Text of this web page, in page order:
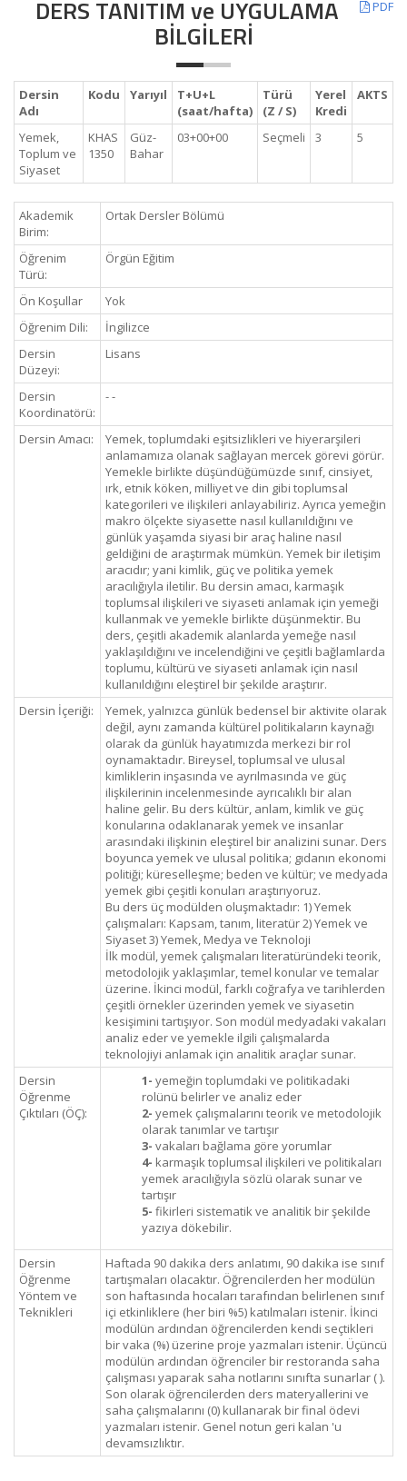
PDF
DERS TANITIM ve UYGULAMA
BİLGİLERİ
Dersin
Adı
Kodu Yarıyıl
T+U+L
(saat/hafta)
Türü
(Z / S)
Yerel
Kredi
AKTS
Yemek,
Toplum ve
Siyaset
KHAS
1350
Güz-
Bahar
03+00+00 Seçmeli 3 5
Akademik
Birim:
Ortak Dersler Bölümü
Öğrenim
Türü:
Örgün Eğitim
Ön Koşullar
Yok
Öğrenim Dili:
İngilizce
Dersin
Düzeyi:
Lisans
Dersin
Koordinatörü:
- -
Dersin Amacı:
Yemek, toplumdaki eşitsizlikleri ve hiyerarşileri
anlamamıza olanak sağlayan mercek görevi görür.
Yemekle birlikte düşündüğümüzde sınıf, cinsiyet,
ırk, etnik köken, milliyet ve din gibi toplumsal
kategorileri ve ilişkileri anlayabiliriz. Ayrıca yemeğin
makro ölçekte siyasette nasıl kullanıldığını ve
günlük yaşamda siyasi bir araç haline nasıl
geldiğini de araştırmak mümkün. Yemek bir iletişim
aracıdır; yani kimlik, güç ve politika yemek
aracılığıyla iletilir. Bu dersin amacı, karmaşık
toplumsal ilişkileri ve siyaseti anlamak için yemeği
kullanmak ve yemekle birlikte düşünmektir. Bu
ders, çeşitli akademik alanlarda yemeğe nasıl
yaklaşıldığını ve incelendiğini ve çeşitli bağlamlarda
toplumu, kültürü ve siyaseti anlamak için nasıl
kullanıldığını eleştirel bir şekilde araştırır.
Dersin İçeriği:
Yemek, yalnızca günlük bedensel bir aktivite olarak
değil, aynı zamanda kültürel politikaların kaynağı
olarak da günlük hayatımızda merkezi bir rol
oynamaktadır. Bireysel, toplumsal ve ulusal
kimliklerin inşasında ve ayrılmasında ve güç
ilişkilerinin incelenmesinde ayrıcalıklı bir alan
haline gelir. Bu ders kültür, anlam, kimlik ve güç
konularına odaklanarak yemek ve insanlar
arasındaki ilişkinin eleştirel bir analizini sunar. Ders
boyunca yemek ve ulusal politika; gıdanın ekonomi
politiği; küreselleşme; beden ve kültür; ve medyada
yemek gibi çeşitli konuları araştırıyoruz.
Bu ders üç modülden oluşmaktadır: 1) Yemek
çalışmaları: Kapsam, tanım, literatür 2) Yemek ve
Siyaset 3) Yemek, Medya ve Teknoloji
İlk modül, yemek çalışmaları literatüründeki teorik,
metodolojik yaklaşımlar, temel konular ve temalar
üzerine. İkinci modül, farklı coğrafya ve tarihlerden
çeşitli örnekler üzerinden yemek ve siyasetin
kesişimini tartışıyor. Son modül medyadaki vakaları
analiz eder ve yemekle ilgili çalışmalarda
teknolojiyi anlamak için analitik araçlar sunar.
Dersin
Öğrenme
Çıktıları (ÖÇ):
1- yemeğin toplumdaki ve politikadaki
rolünü belirler ve analiz eder
2- yemek çalışmalarını teorik ve metodolojik
olarak tanımlar ve tartışır
3- vakaları bağlama göre yorumlar
4- karmaşık toplumsal ilişkileri ve politikaları
yemek aracılığıyla sözlü olarak sunar ve
tartışır
5- fikirleri sistematik ve analitik bir şekilde
yazıya dökebilir.
Dersin
Öğrenme
Yöntem ve
Teknikleri
Haftada 90 dakika ders anlatımı, 90 dakika ise sınıf
tartışmaları olacaktır. Öğrencilerden her modülün
son haftasında hocaları tarafından belirlenen sınıf
içi etkinliklere (her biri %5) katılmaları istenir. İkinci
modülün ardından öğrencilerden kendi seçtikleri
bir vaka (%) üzerine proje yazmaları istenir. Üçüncü
modülün ardından öğrenciler bir restoranda saha
çalışması yaparak saha notlarını sınıfta sunarlar ( ).
Son olarak öğrencilerden ders materyallerini ve
saha çalışmalarını (0) kullanarak bir final ödevi
yazmaları istenir. Genel notun geri kalan 'u
devamsızlıktır.